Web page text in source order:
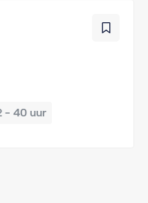
- 40 uur